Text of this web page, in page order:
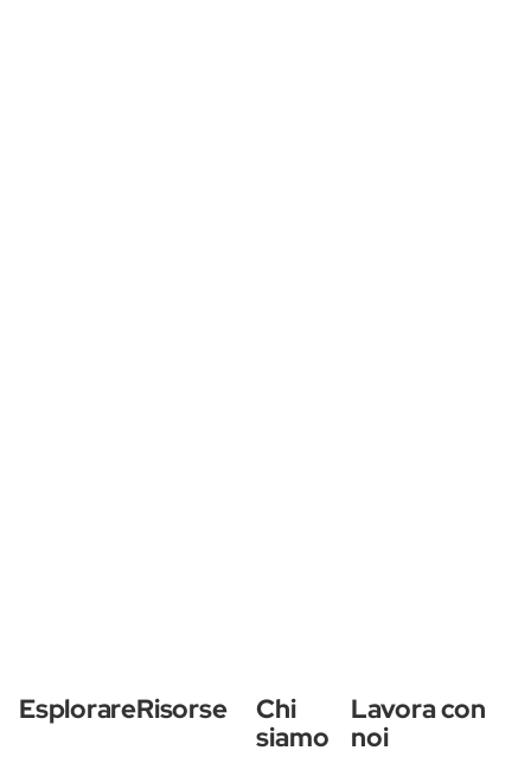
EsplorareRisorse
Chi
siamo
Lavora con
noi